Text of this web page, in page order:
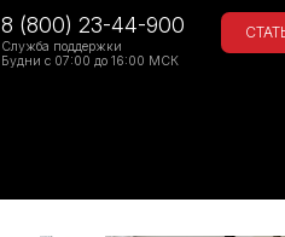
8 (800) 23-44-900
Служба поддержки
Будни с 07:00 до 16:00 МСК